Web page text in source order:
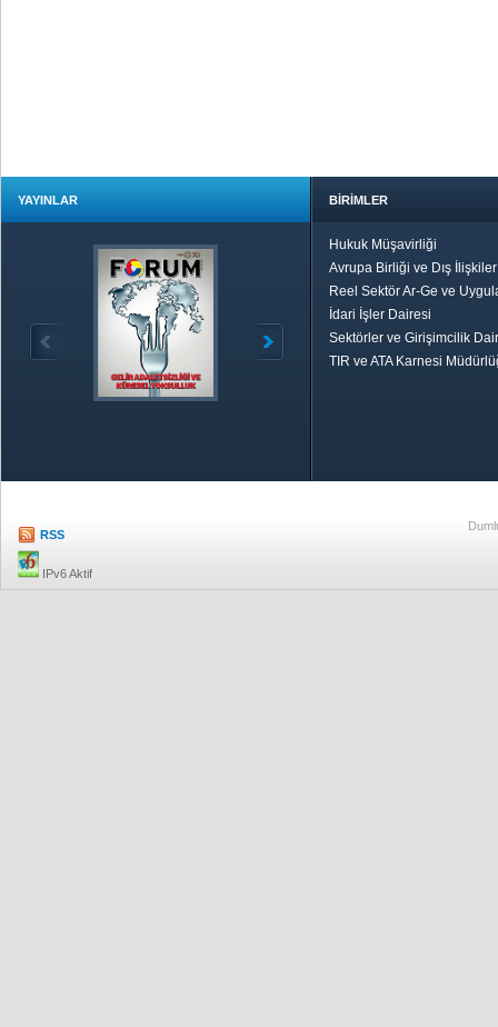
YAYINLAR BİRİMLER
Hukuk Müşavirliği
Avrupa Birliği ve Dış
Reel Sektör Ar-Ge ve
İdari İşler Dairesi
Sektörler ve Girişimcilik
TIR ve ATA Karnesi
RSS
IPv6 Aktif